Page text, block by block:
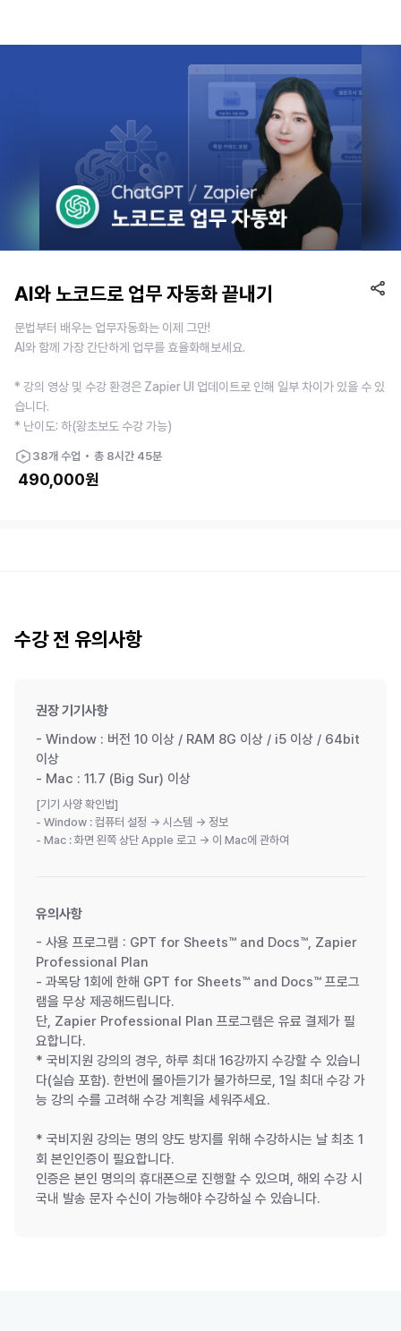
AI와 노코드로 업무 자동화 끝내기
문법부터 배우는 업무자동화는 이제 그만!
AI와 함께 가장 간단하게 업무를 효율화해보세요.
* 강의 영상 및 수강 환경은 Zapier UI 업데이트로 인해 일부 차이가 있을 수 있
습니다.
* 난이도: 하(왕초보도 수강 가능)
38개 수업 총 8시간 45분
490,000원
수강 전 유의사항
권장 기기사항
- Window : 버전 10 이상 / RAM 8G 이상 / i5 이상 / 64bit
이상
- Mac : 11.7 (Big Sur) 이상
[기기 사양 확인법]
- Window : 컴퓨터 설정 → 시스템 → 정보
- Mac : 화면 왼쪽 상단 Apple 로고 → 이 Mac에 관하여
유의사항
- 사용 프로그램 : GPT for Sheets™ and Docs™, Zapier
Professional Plan
- 과목당 1회에 한해 GPT for Sheets™ and Docs™ 프로그
램을 무상 제공해드립니다.
단, Zapier Professional Plan 프로그램은 유료 결제가 필
요합니다.
* 국비지원 강의의 경우, 하루 최대 16강까지 수강할 수 있습니
다(실습 포함). 한번에 몰아듣기가 불가하므로, 1일 최대 수강 가
능 강의 수를 고려해 수강 계획을 세워주세요.
* 국비지원 강의는 명의 양도 방지를 위해 수강하시는 날 최초 1
회 본인인증이 필요합니다.
인증은 본인 명의의 휴대폰으로 진행할 수 있으며, 해외 수강 시
국내 발송 문자 수신이 가능해야 수강하실 수 있습니다.